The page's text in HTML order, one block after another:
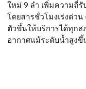
ใหม่ 9 ลำ เพิ่มความถี่รั
โดยสารชั่วโมงเร่งด่วน
ตัวขึ้นให้บริการได้ทุกส
อากาศแม้ระดับน้ำสูงขึ้